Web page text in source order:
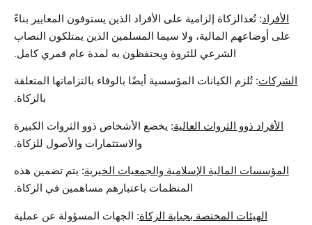
الأفراد: تُعدالزكاة إلزامية على الأفراد الذين يستوفون المعايير بناءً
على أوضاعهم المالية، ولا سيما المسلمين الذين يمتلكون النصاب
الشرعي للثروة ويحتفظون به لمدة عام قمري كامل.
الشركات: تُلزم الكيانات المؤسسية أيضًا بالوفاء بالتزاماتها المتعلقة
بالزكاة.
الأفراد ذوو الثروات العالية: يخضع الأشخاص ذوو الثروات الكبيرة
والاستثمارات والأصول للزكاة.
المؤسسات المالية الإسلامية والجمعيات الخيرية: يتم تضمين هذه
المنظمات باعتبارهم مساهمين في الزكاة.
الهيئات المختصة بجباية الزكاة: الجهات المسؤولة عن عملية